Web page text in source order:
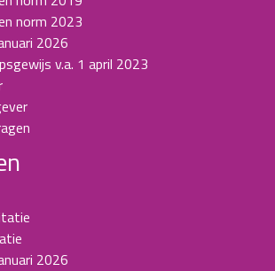
norm 2023
2026
v.a. 1 april 2023
2026